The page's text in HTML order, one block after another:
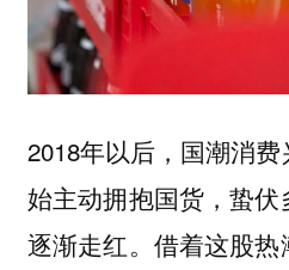
2018年以后，国潮消
始主动拥抱国货，蛰
逐渐走红。借着这股